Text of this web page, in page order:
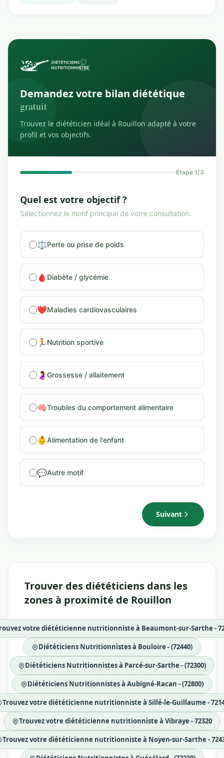
Demandez votre bilan diététique
gratuit
Trouvez le diététicien idéal à Rouillon adapté à votre
profil et vos objectifs.
Étape 1/3
Quel est votre objectif ?
Sélectionnez le motif principal de votre consultation.
⚖️Perte ou prise de poids
🩸 Diabète / glycémie
❤️Maladies cardiovasculaires
🏃 Nutrition sportive
🤰 Grossesse / allaitement
🧠Troubles du comportement alimentaire
👶Alimentation de l'enfant
💬Autre motif
Suivant
Trouver des diététiciens dans les
zones à proximité de Rouillon
votre diététicienne nutritionniste à Beaumont-sur-Sarthe -
Diététiciens Nutritionnistes à Bouloire - (72440)
Diététiciens Nutritionnistes à Parcé-sur-Sarthe - (72300)
Diététiciens Nutritionnistes à Aubigné-Racan - (72800)
Trouvez votre diététicienne nutritionniste à Sillé-le-Guillaume -
Trouvez votre diététicienne nutritionniste à Vibraye - 72320
Trouvez votre diététicienne nutritionniste à Noyen-sur-Sarthe -